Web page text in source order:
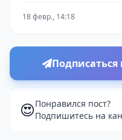
18 февр., 14:18
Подписаться
😍Понравился пост?
Подпишитесь на